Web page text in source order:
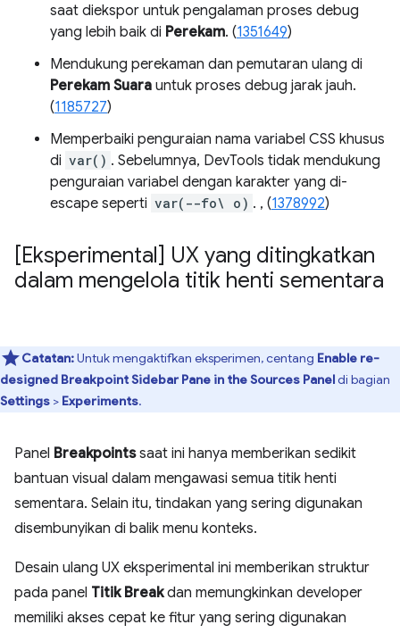
saat diekspor untuk pengalaman proses debug
yang lebih baik di Perekam. (1351649)
Mendukung perekaman dan pemutaran ulang di
Perekam Suara untuk proses debug jarak jauh.
(1185727)
Memperbaiki penguraian nama variabel CSS khusus
di var() . Sebelumnya, DevTools tidak mendukung
penguraian variabel dengan karakter yang di-
escape seperti var(--fo\ o) . , (1378992)
[Eksperimental] UX yang ditingkatkan
dalam mengelola titik henti sementara
Catatan:Untuk mengaktifkan eksperimen, centang Enable re-
designed Breakpoint Sidebar Pane in the Sources Paneldi bagian
Settings > Experiments.
Panel Breakpointssaat ini hanya memberikan sedikit
bantuan visual dalam mengawasi semua titik henti
sementara. Selain itu, tindakan yang sering digunakan
disembunyikan di balik menu konteks.
Desain ulang UX eksperimental ini memberikan struktur
pada panel Titik Breakdan memungkinkan developer
memiliki akses cepat ke fitur yang sering digunakan